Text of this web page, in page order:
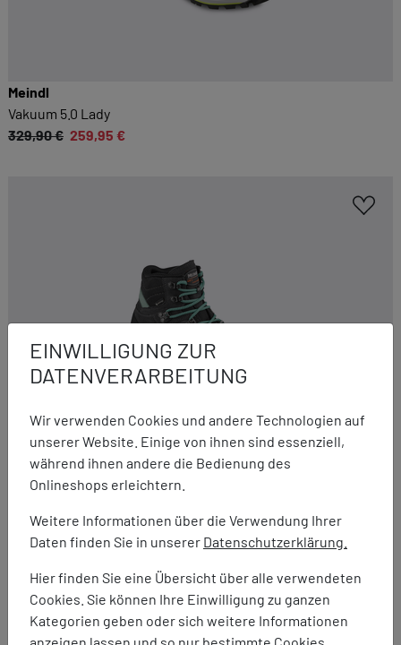
EINWILLIGUNG ZUR
DATENVERARBEITUNG
Wir verwenden Cookies und andere Technologien auf
unserer Website. Einige von ihnen sind essenziell,
während ihnen andere die Bedienung des
Onlineshops erleichtern.
Weitere Informationen über die Verwendung Ihrer
Daten finden Sie in unserer Datenschutzerklärung.
Hier finden Sie eine Übersicht über alle verwendeten
Cookies. Sie können Ihre Einwilligung zu ganzen
Kategorien geben oder sich weitere Informationen
Meindl
Vakuum 5.0 Lady
329,90 € 259,95 €
Meindl
289,90 €